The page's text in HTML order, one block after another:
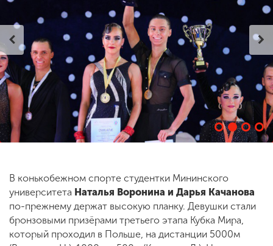
В конькобежном спорте студентки Мининского
университета Наталья Воронина и Дарья Качанова
по-прежнему держат высокую планку. Девушки стали
бронзовыми призёрами третьего этапа Кубка Мира,
который проходил в Польше, на дистанции 5000м